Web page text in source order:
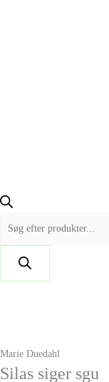
Marie Duedahl
Silas siger sgu